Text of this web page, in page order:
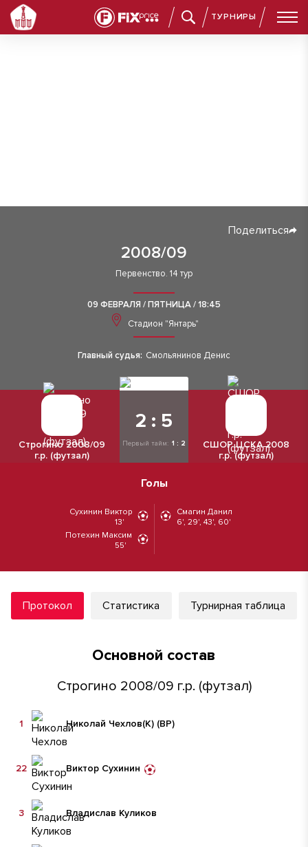
ТУРНИРЫ
2008/09
Поделиться
Первенство. 14 тур
09 ФЕВРАЛЯ / ПЯТНИЦА / 18:45
Стадион "Янтарь"
Главный судья: Смольянинов Денис
Строгино 2008/09
г.р. (футзал)
2 : 5
Первый тайм: 1 : 2
СШОР ЦСКА 2008
г.р. (футзал)
Голы
Сухинин Виктор
13'
Потехин Максим
55'
Смагин Данил
6', 29', 43', 60'
Протокол Статистика Турнирная таблица
Основной состав
Строгино 2008/09 г.р. (футзал)
Николай Чехлов(К) (ВР)
1
Виктор Сухинин
22
Владислав Куликов
3